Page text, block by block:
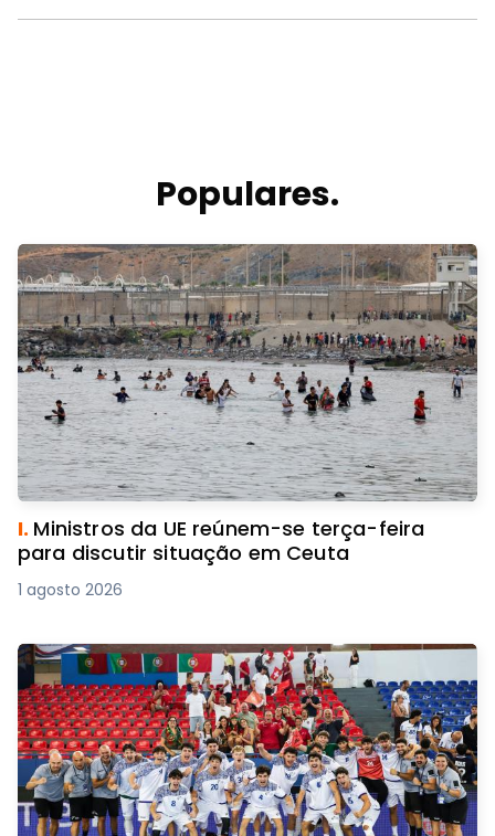
Populares.
I. Ministros da UE reúnem-se terça-feira
para discutir situação em Ceuta
1 agosto 2026